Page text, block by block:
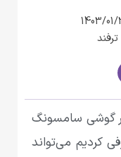
1403/
گوشی سامسونگ
کردیم می‌تواند